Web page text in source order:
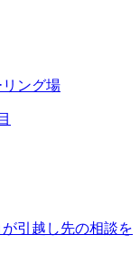
ング場
引越し先の相談を